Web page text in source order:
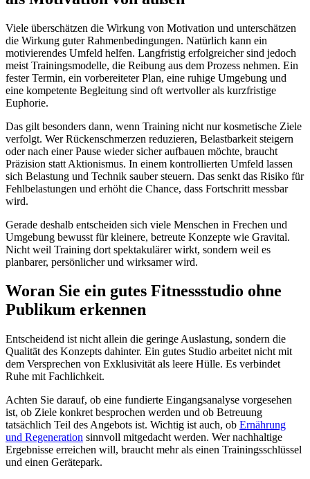
Viele überschätzen die Wirkung von Motivation und unterschätzen
die Wirkung guter Rahmenbedingungen. Natürlich kann ein
motivierendes Umfeld helfen. Langfristig erfolgreicher sind jedoch
meist Trainingsmodelle, die Reibung aus dem Prozess nehmen. Ein
fester Termin, ein vorbereiteter Plan, eine ruhige Umgebung und
eine kompetente Begleitung sind oft wertvoller als kurzfristige
Euphorie.
Das gilt besonders dann, wenn Training nicht nur kosmetische Ziele
verfolgt. Wer Rückenschmerzen reduzieren, Belastbarkeit steigern
oder nach einer Pause wieder sicher aufbauen möchte, braucht
Präzision statt Aktionismus. In einem kontrollierten Umfeld lassen
sich Belastung und Technik sauber steuern. Das senkt das Risiko für
Fehlbelastungen und erhöht die Chance, dass Fortschritt messbar
wird.
Gerade deshalb entscheiden sich viele Menschen in Frechen und
Umgebung bewusst für kleinere, betreute Konzepte wie Gravital.
Nicht weil Training dort spektakulärer wirkt, sondern weil es
planbarer, persönlicher und wirksamer wird.
Woran Sie ein gutes Fitnessstudio ohne
Publikum erkennen
Entscheidend ist nicht allein die geringe Auslastung, sondern die
Qualität des Konzepts dahinter. Ein gutes Studio arbeitet nicht mit
dem Versprechen von Exklusivität als leere Hülle. Es verbindet
Ruhe mit Fachlichkeit.
Achten Sie darauf, ob eine fundierte Eingangsanalyse vorgesehen
ist, ob Ziele konkret besprochen werden und ob Betreuung
tatsächlich Teil des Angebots ist. Wichtig ist auch, ob Ernährung
und Regeneration sinnvoll mitgedacht werden. Wer nachhaltige
Ergebnisse erreichen will, braucht mehr als einen Trainingsschlüssel
und einen Gerätepark.